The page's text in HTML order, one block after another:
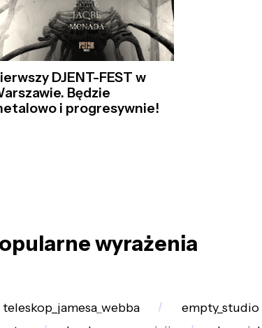
DJENT-FEST w
Będzie
i progresywnie!
wyrażenia
teleskop_jamesa_webba
empty_studio